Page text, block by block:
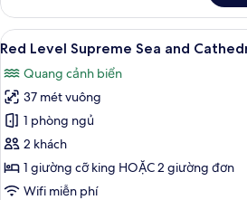
Supreme
Room
Sea
Cathedral
View
Xem
tất
cả
ảnh
Red
Level
Supreme
Sea
Bộ đồ
3
Red Level Supreme Sea and
Quang cảnh biển
37 mét vuông
1 phòng ngủ
2 khách
1 giường cỡ king HOẶC 2 giường đơn
Wifi miễn phí